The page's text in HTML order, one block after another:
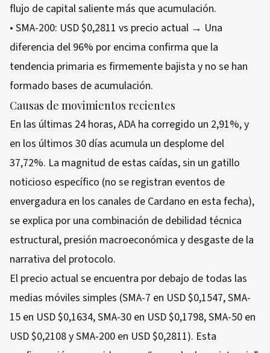
flujo de capital saliente más que acumulación.
• SMA-200: USD $0,2811 vs precio actual → Una
diferencia del 96% por encima confirma que la
tendencia primaria es firmemente bajista y no se han
formado bases de acumulación.
Causas de movimientos recientes
En las últimas 24 horas, ADA ha corregido un 2,91%, y
en los últimos 30 días acumula un desplome del
37,72%. La magnitud de estas caídas, sin un gatillo
noticioso específico (no se registran eventos de
envergadura en los canales de Cardano en esta fecha),
se explica por una combinación de debilidad técnica
estructural, presión macroeconómica y desgaste de la
narrativa del protocolo.
El precio actual se encuentra por debajo de todas las
medias móviles simples (SMA-7 en USD $0,1547, SMA-
15 en USD $0,1634, SMA-30 en USD $0,1798, SMA-50 en
USD $0,2108 y SMA-200 en USD $0,2811). Esta